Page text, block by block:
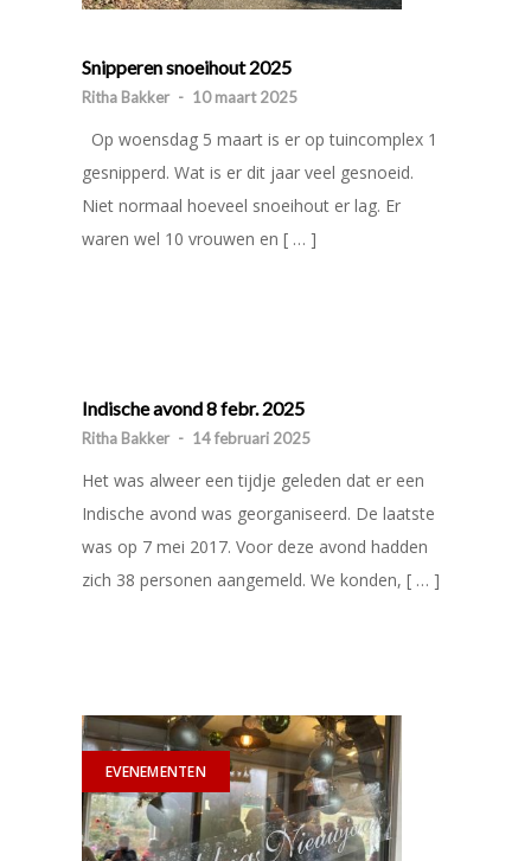
Snipperen snoeihout 2025
Ritha Bakker - 10 maart 2025
Op woensdag 5 maart is er op tuincomplex 1
gesnipperd. Wat is er dit jaar veel gesnoeid.
Niet normaal hoeveel snoeihout er lag. Er
waren wel 10 vrouwen en [ … ]
Indische avond 8 febr. 2025
Ritha Bakker - 14 februari 2025
Het was alweer een tijdje geleden dat er een
Indische avond was georganiseerd. De laatste
was op 7 mei 2017. Voor deze avond hadden
zich 38 personen aangemeld. We konden, [ … ]
EVENEMENTEN